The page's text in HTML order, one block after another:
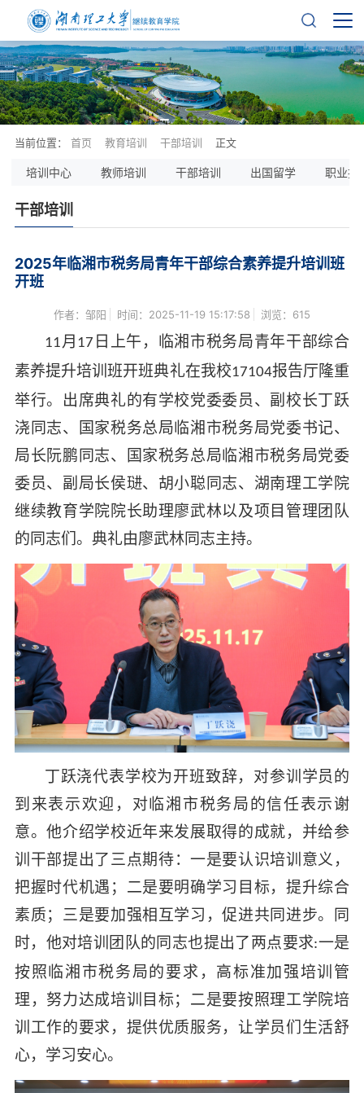
培训中心 教师培训 干部培训 出国留学 职业技
当前位置： 首页 教育培训 干部培训 正文
干部培训
2025年临湘市税务局青年干部综合素养提升培训班
开班
作者：邹阳 时间：2025-11-19 15:17:58 浏览： 615
11 月 17 日上午，临湘市税务局青年干部综合
素养提升培训班开班典礼在我校17104报告厅隆重
举行。出席典礼的有学校党委委员、副校长丁跃
浇同志、国家税务总局临湘市税务局党委书记、
局长阮鹏同志、国家税务总局临湘市税务局党委
委员、副局长侯琎、胡小聪同志、湖南理工学院
继续教育学院院长助理廖武林以及项目管理团队
的同志们。典礼由廖武林同志主持。
丁跃浇代表学校为开班致辞，对参训学员的
到来表示欢迎，对临湘市税务局的信任表示谢
意。他介绍学校近年来发展取得的成就， 并给参
训干部提出了三点期待：一是要认识培训意义，
把握时代机遇；二是要明确学习目标，提升综合
素质；三是要加强相互学习，促进共同进步。同
时，他对培训团队的同志也提出了两点要求:一是
按照临湘市税务局的要求，高标准加强培训管
理，努力达成培训目标；二是要按照理工学院培
训工作的要求，提供优质服务，让学员们生活舒
心，学习安心。